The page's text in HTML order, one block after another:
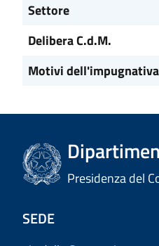
Settore
Delibera C.d.M.
Motivi dell'impugnativa
Presidenza del
SEDE